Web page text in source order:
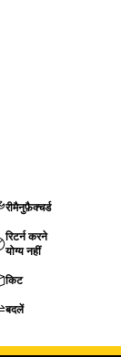
रीमैनुफ़ैक्चर्ड
रिटर्न करने
योग्य नहीं
किट
बदलें